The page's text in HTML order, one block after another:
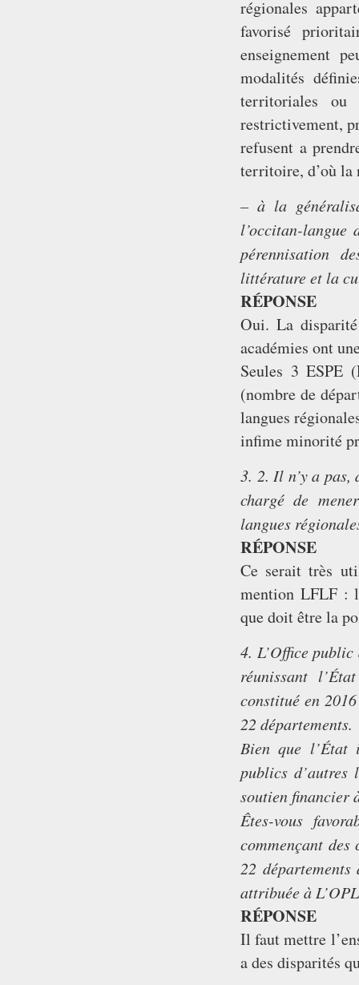
régionales
favorisé
enseignement
modalités
territoriales
restrictivement,
refusent a
territoire, d’où la
– à la
l’occitan-langue
pérennisation
littérature et la
RÉPONSE
Oui. La
académies ont
Seules 3 ESPE
(nombre de
langues
inﬁme minorité
3. 2. Il n’y a
chargéde
langues
RÉPONSE
Ce serait très
mention LFLF :
que doit être la
4. L’Office
réunissant
constitué en
22 départements.
Bien que l’État
publics d’autres
soutien ﬁnancier
Êtes-vous
commençant
22
attribuée à
RÉPONSE
Il faut mettre
a des disparités